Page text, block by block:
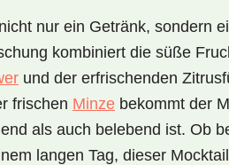
nur ein Getränk, sondern
kombiniert die süße
und der erfrischenden
frischen Minze bekommt der
als auch belebend ist. Ob
langen Tag, dieser